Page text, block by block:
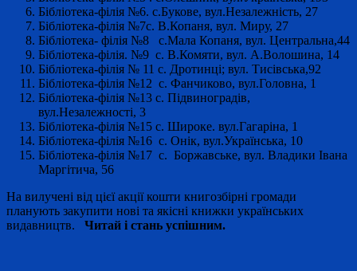
Бібліотека-філія №6. с.Букове, вул.Незалежність, 27
Бібліотека-філія №7с. В.Копаня, вул. Миру, 27
Бібліотека- філія №8 с.Мала Копаня, вул. Центральна,44
Бібліотека-філія. №9 с. В.Комяти, вул. А.Волошина, 14
Бібліотека-філія № 11 с. Дротинці; вул. Тисівська,92
Бібліотека-філія №12 с. Фанчиково, вул.Головна, 1
Бібліотека-філія №13 с. Підвиноградів,
вул.Незалежності, 3
Бібліотека-філія №15 с. Широке. вул.Гагаріна, 1
Бібліотека-філія №16 с. Онік, вул.Українська, 10
Бібліотека-філія №17 с. Боржавське, вул. Владики Івана
Маргітича, 56
На вилучені від цієї акції кошти книгозбірні громади
планують закупити нові та якісні книжки українських
видавництв. Читай і стань успішним.